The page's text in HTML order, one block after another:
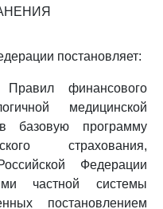
постановляет:
Правил финансового
медицинской
базовую программу
страхования,
Федерации
частной системы
постановлением